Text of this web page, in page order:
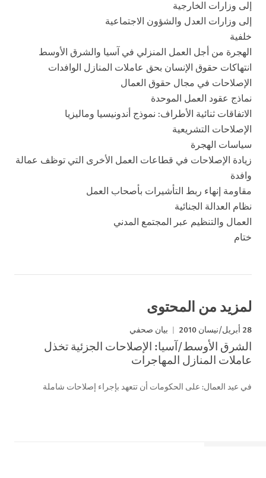
إلى وزارات الخارجية
إلى وزارات العدل والشؤون الاجتماعية
خلفية
الهجرة من أجل العمل المنزلي في آسيا والشرق الأوسط
انتهاكات حقوق الإنسان بحق عاملات المنازل الوافدات
الإصلاحات في مجال حقوق العمال
نماذج عقود العمل الموحدة
الاتفاقات ثنائية الأطراف: نموذج أندونيسيا وماليزيا
الإصلاحات التشريعية
سياسات الهجرة
زيادة الإصلاحات في قطاعات العمل الأخرى التي توظف عمالة
وافدة
مقاومة إنهاء ربط التأشيرات بأصحاب العمل
نظام العدالة الجنائية
العمال والتنظيم عبر المجتمع المدني
ختام
لمزيد من المحتوى
28 أبريل/نيسان 2010 بيان صحفي
الشرق الأوسط/آسيا: الإصلاحات الجزئية تخذل
عاملات المنازل المهاجرات
في عيد العمال: على الحكومات أن تتعهد بإجراء إصلاحات شاملة